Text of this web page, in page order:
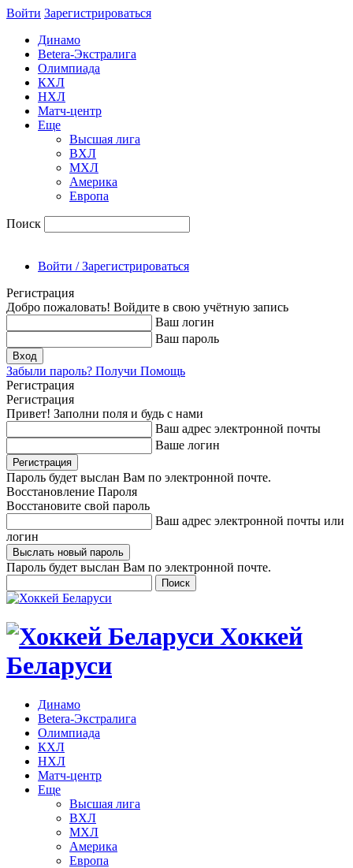
Войти Зарегиcтрироваться
Динамо
Betera-Экстралига
Олимпиада
КХЛ
НХЛ
Матч-центр
Еще
Высшая лига
ВХЛ
МХЛ
Америка
Европа
Поиск
Войти / Зарегистрироваться
Регистрация
Добро пожаловать! Войдите в свою учётную запись
Ваш логин
Ваш пароль
Забыли пароль? Получи Помощь
Регистрация
Регистрация
Привет! Заполни поля и будь с нами
Ваш адрес электронной почты
Ваше логин
Пароль будет выслан Вам по электронной почте.
Восстановление Пароля
Восстановите свой пароль
Ваш адрес электронной почты или
логин
Пароль будет выслан Вам по электронной почте.
Хоккей
Беларуси
Динамо
Betera-Экстралига
Олимпиада
КХЛ
НХЛ
Матч-центр
Еще
Высшая лига
ВХЛ
МХЛ
Америка
Европа